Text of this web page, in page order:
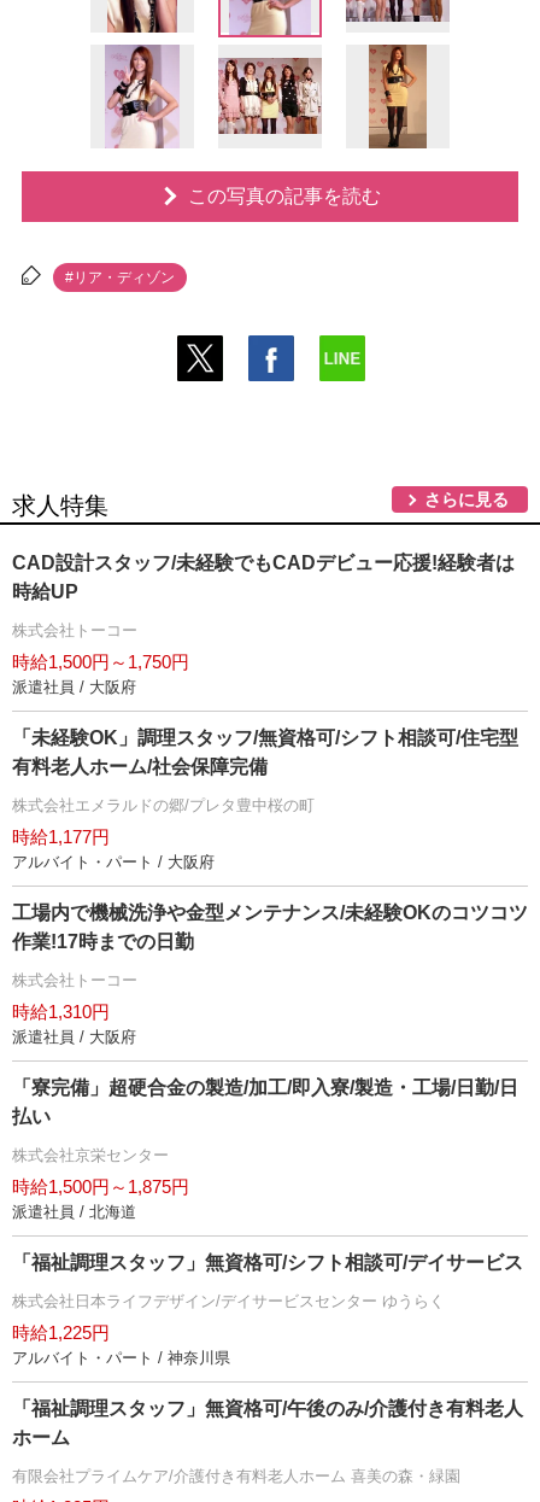
この写真の記事を読む
#リア・ディゾン
求人特集 さらに見る
CAD設計スタッフ/未経験でもCADデビュー応援!経験者は
時給UP
株式会社トーコー
時給1,500円～1,750円
派遣社員 / 大阪府
「未経験OK」調理スタッフ/無資格可/シフト相談可/住宅型
有料老人ホーム/社会保障完備
株式会社エメラルドの郷/プレタ豊中桜の町
時給1,177円
アルバイト・パート / 大阪府
工場内で機械洗浄や金型メンテナンス/未経験OKのコツコツ
作業!17時までの日勤
株式会社トーコー
時給1,310円
派遣社員 / 大阪府
「寮完備」超硬合金の製造/加工/即入寮/製造・工場/日勤/日
払い
株式会社京栄センター
時給1,500円～1,875円
派遣社員 / 北海道
「福祉調理スタッフ」無資格可/シフト相談可/デイサービス
株式会社日本ライフデザイン/デイサービスセンター ゆうらく
時給1,225円
アルバイト・パート / 神奈川県
「福祉調理スタッフ」無資格可/午後のみ/介護付き有料老人
ホーム
有限会社プライムケア/介護付き有料老人ホーム 喜美の森・緑園